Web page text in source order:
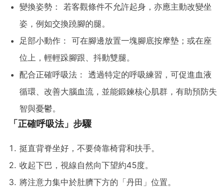
變換姿勢： 若客觀條件不允許起身，亦應主動改變坐
姿，例如交換蹺腳的腿。
足部小動作： 可在腳邊放置一塊腳底按摩墊；或在座
位上，輕輕跺腳跟、抖動雙腿。
配合正確呼吸法： 透過特定的呼吸練習，可促進血液
循環、改善大腦血流，並能鍛鍊核心肌群，有助預防失
智與憂鬱。
「正確呼吸法」步驟
挺直背脊坐好，不要倚靠椅背和扶手。
收起下巴，視線自然向下望約45度。
將注意力集中於肚臍下方的「丹田」位置。